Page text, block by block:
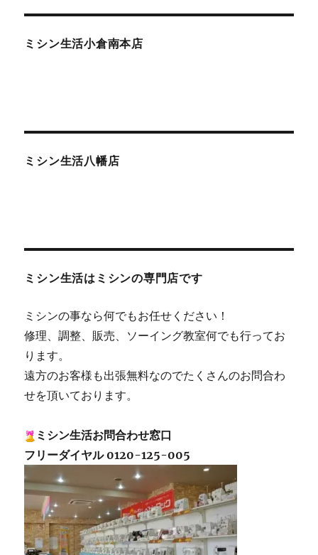
ミシン生活小倉南本店
ミシン生活八幡店
ミシン生活はミシンの専門店です
ミシンの事なら何でもお任せください！
修理、調整、販売、ソーイング教室何でも行ってお
ります。
遠方のお客様も出張無料なのでたくさんのお問合わ
せを頂いております。
ミシン生活お問合わせ窓口
フリーダイヤル 0120-125-005